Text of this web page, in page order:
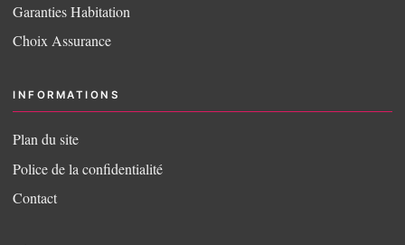
Garanties Habitation
Choix Assurance
INFORMATIONS
Plan du site
Police de la confidentialité
Contact